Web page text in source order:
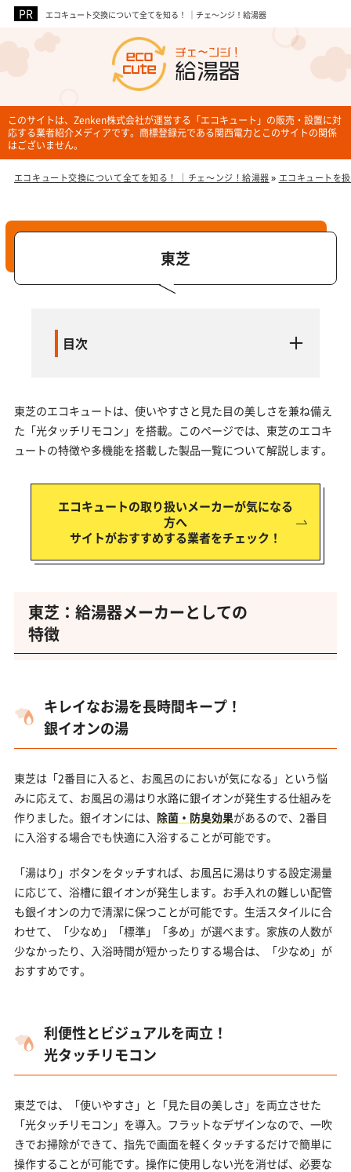
エコキュート交換について全てを知る！ ｜チェ～ンジ！給湯器
このサイトは、Zenken株式会社が運営する「エコキュート」の販売・設置に対
応する業者紹介メディアです。商標登録元である関西電力とこのサイトの関係
はございません。
エコキュート交換について全てを知る！ ｜チェ～ンジ！給湯器» エコキュートを
東芝
目次
東芝のエコキュートは、使いやすさと見た目の美しさを兼ね備え
た「光タッチリモコン」を搭載。このページでは、東芝のエコキ
ュートの特徴や多機能を搭載した製品一覧について解説します。
エコキュートの取り扱いメーカーが気になる
方へ
サイトがおすすめする業者をチェック！
東芝：給湯器メーカーとしての
特徴
キレイなお湯を長時間キープ！
銀イオンの湯
東芝は「2番目に入ると、お風呂のにおいが気になる」という悩
みに応えて、お風呂の湯はり水路に銀イオンが発生する仕組みを
作りました。銀イオンには、 除菌・防臭効果があるので、2番目
に入浴する場合でも快適に入浴することが可能です。
「湯はり」ボタンをタッチすれば、お風呂に湯はりする設定湯量
に応じて、浴槽に銀イオンが発生します。お手入れの難しい配管
も銀イオンの力で清潔に保つことが可能です。生活スタイルに合
わせて、「少なめ」「標準」「多め」が選べます。家族の人数が
少なかったり、入浴時間が短かったりする場合は、「少なめ」が
おすすめです。
利便性とビジュアルを両立！
光タッチリモコン
東芝では、「使いやすさ」と「見た目の美しさ」を両立させた
「光タッチリモコン」を導入。フラットなデザインなので、一吹
きでお掃除ができて、指先で画面を軽くタッチするだけで簡単に
操作することが可能です。操作に使用しない光を消せば、必要な